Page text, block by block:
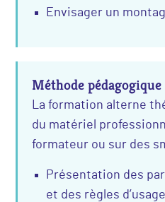
Envisager un
Méthode pédagogique
La formation alterne
du matériel
formateur ou sur des
Présentation des
et des règles